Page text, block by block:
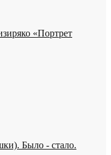
«Портрет
Было - стало.